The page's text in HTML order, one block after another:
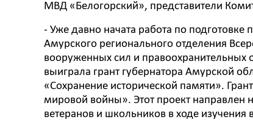
МВД «Белогорский», представители
- Уже давно начата работа по
Амурского регионального отделения
вооруженных сил и правоохранительных
выиграла грант губернатора Амурской
«Сохранение исторической памяти».
мировой войны». Этот проект направлен
ветеранов и школьников в ходе изучения